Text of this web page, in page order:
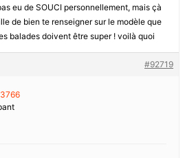
eu de SOUCI personnellement, mais çà
de bien te renseigner sur le modèle que
balades doivent être super ! voilà quoi
#92719